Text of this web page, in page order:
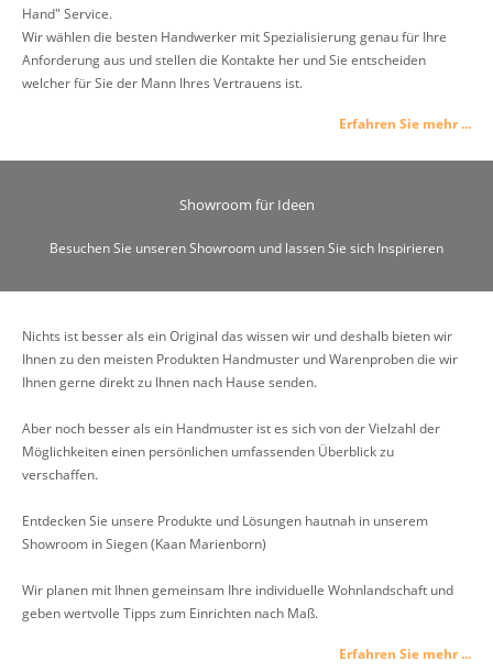
Hand" Service.
Wir wählen die besten Handwerker mit Spezialisierung genau für Ihre
Anforderung aus und stellen die Kontakte her und Sie entscheiden
welcher für Sie der Mann Ihres Vertrauens ist.
Erfahren Sie mehr ...
Showroom für Ideen
Besuchen Sie unseren Showroom und lassen Sie sich Inspirieren
Nichts ist besser als ein Original das wissen wir und deshalb bieten wir
Ihnen zu den meisten Produkten Handmuster und Warenproben die wir
Ihnen gerne direkt zu Ihnen nach Hause senden.
Aber noch besser als ein Handmuster ist es sich von der Vielzahl der
Möglichkeiten einen persönlichen umfassenden Überblick zu
verschaffen.
Entdecken Sie unsere Produkte und Lösungen hautnah in unserem
Showroom in Siegen (Kaan Marienborn)
Wir planen mit Ihnen gemeinsam Ihre individuelle Wohnlandschaft und
geben wertvolle Tipps zum Einrichten nach Maß.
Erfahren Sie mehr ...